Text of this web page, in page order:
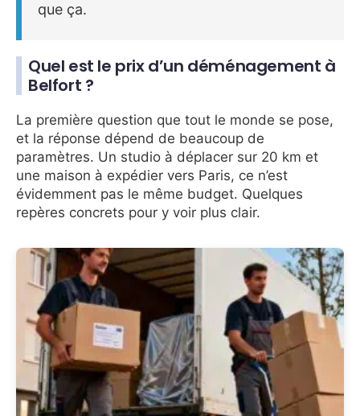
que ça.
Quel est le prix d’un déménagement à
Belfort ?
La première question que tout le monde se pose,
et la réponse dépend de beaucoup de
paramètres. Un studio à déplacer sur 20 km et
une maison à expédier vers Paris, ce n’est
évidemment pas le même budget. Quelques
repères concrets pour y voir plus clair.